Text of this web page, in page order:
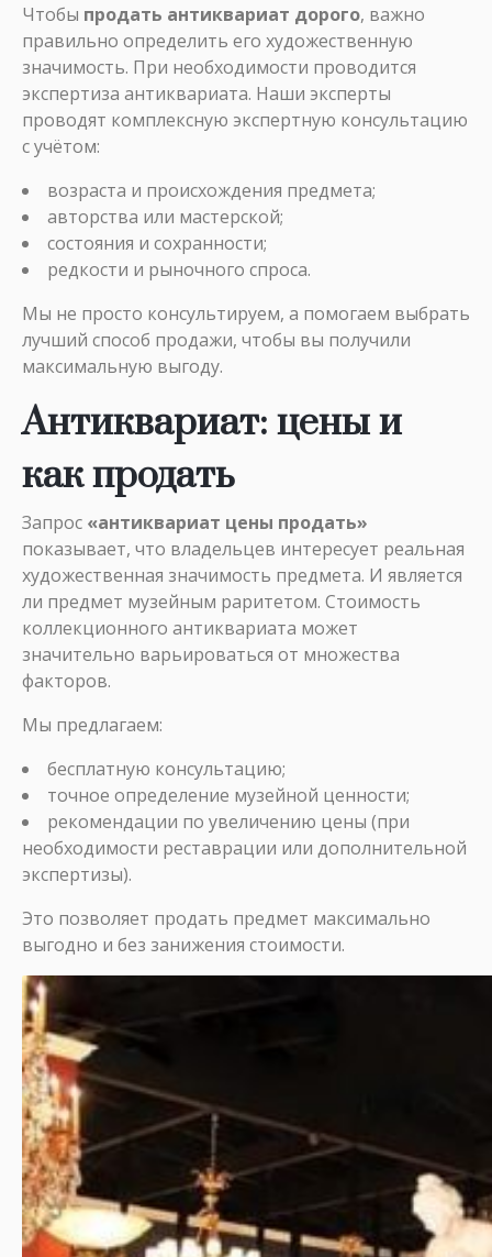
Чтобы продать антиквариат дорого, важно
правильно определить его художественную
значимость. При необходимости проводится
экспертиза антиквариата. Наши эксперты
проводят комплексную экспертную консультацию
с учётом:
возраста и происхождения предмета;
авторства или мастерской;
состояния и сохранности;
редкости и рыночного спроса.
Мы не просто консультируем, а помогаем выбрать
лучший способ продажи, чтобы вы получили
максимальную выгоду.
Антиквариат: цены и
как продать
Запрос «антиквариат цены продать»
показывает, что владельцев интересует реальная
художественная значимость предмета. И является
ли предмет музейным раритетом. Стоимость
коллекционного антиквариата может
значительно варьироваться от множества
факторов.
Мы предлагаем:
бесплатную консультацию;
точное определение музейной ценности;
рекомендации по увеличению цены (при
необходимости реставрации или дополнительной
экспертизы).
Это позволяет продать предмет максимально
выгодно и без занижения стоимости.